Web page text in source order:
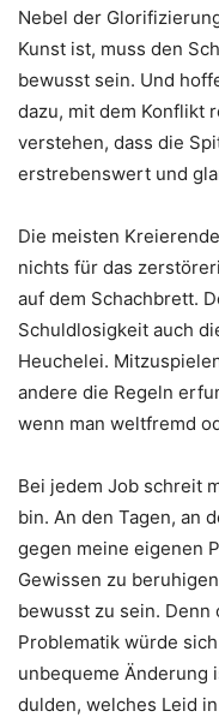
Nebel der
Kunst ist, muss den
bewusst sein. Und
dazu, mit dem Konflikt
verstehen, dass die
erstrebenswert und
Die meisten
nichts für das
auf dem Schachbrett.
Schuldlosigkeit auch
Heuchelei.
andere die Regeln
wenn man weltfremd
Bei jedem Job schreit
bin. An den Tagen, an
gegen meine eigenen
Gewissen zu
bewusst zu sein.
Problematik würde
unbequeme Änderung
dulden, welches Leid